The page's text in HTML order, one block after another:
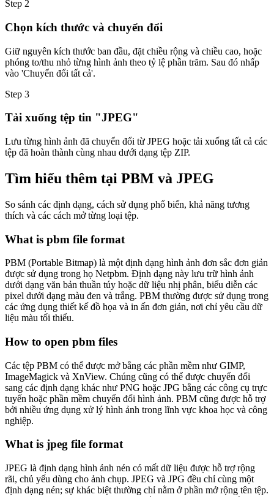
Step 2
Chọn kích thước và chuyển đổi
Giữ nguyên kích thước ban đầu, đặt chiều rộng và chiều cao, hoặc
phóng to/thu nhỏ từng hình ảnh theo tỷ lệ phần trăm. Sau đó nhấp
vào 'Chuyển đổi tất cả'.
Step 3
Tải xuống tệp tin "JPEG"
Lưu từng hình ảnh đã chuyển đổi từ JPEG hoặc tải xuống tất cả các
tệp đã hoàn thành cùng nhau dưới dạng tệp ZIP.
Tìm hiểu thêm tại PBM và JPEG
So sánh các định dạng, cách sử dụng phổ biến, khả năng tương
thích và các cách mở từng loại tệp.
What is pbm file format
PBM (Portable Bitmap) là một định dạng hình ảnh đơn sắc đơn giản
được sử dụng trong họ Netpbm. Định dạng này lưu trữ hình ảnh
dưới dạng văn bản thuần túy hoặc dữ liệu nhị phân, biểu diễn các
pixel dưới dạng màu đen và trắng. PBM thường được sử dụng trong
các ứng dụng thiết kế đồ họa và in ấn đơn giản, nơi chỉ yêu cầu dữ
liệu màu tối thiểu.
How to open pbm files
Các tệp PBM có thể được mở bằng các phần mềm như GIMP,
ImageMagick và XnView. Chúng cũng có thể được chuyển đổi
sang các định dạng khác như PNG hoặc JPG bằng các công cụ trực
tuyến hoặc phần mềm chuyển đổi hình ảnh. PBM cũng được hỗ trợ
bởi nhiều ứng dụng xử lý hình ảnh trong lĩnh vực khoa học và công
nghiệp.
What is jpeg file format
JPEG là định dạng hình ảnh nén có mất dữ liệu được hỗ trợ rộng
rãi, chủ yếu dùng cho ảnh chụp. JPEG và JPG đều chỉ cùng một
định dạng nén; sự khác biệt thường chỉ nằm ở phần mở rộng tên tệp.